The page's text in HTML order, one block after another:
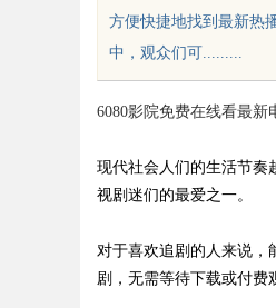
方便快捷地找到最新热
中，观众们可.........
6080影院免费在线看最新
现代社会人们的生活节奏
视剧迷们的最爱之一。
对于喜欢追剧的人来说，
剧，无需等待下载或付费
事律师：您的法律护航者